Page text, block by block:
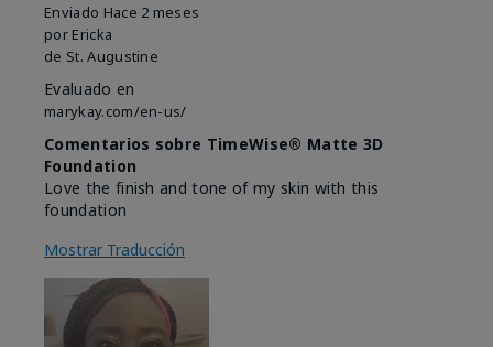
Enviado Hace 2 meses
por Ericka
de St. Augustine
Evaluado en
marykay.com/en-us/
Comentarios sobre TimeWise® Matte 3D
Foundation
Love the finish and tone of my skin with this
foundation
Mostrar Traducción